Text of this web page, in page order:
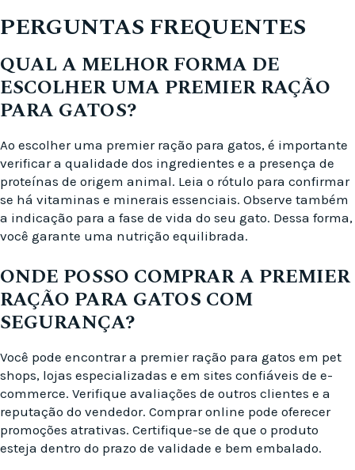
PERGUNTAS FREQUENTES
QUAL A MELHOR FORMA DE
ESCOLHER UMA PREMIER RAÇÃO
PARA GATOS?
Ao escolher uma premier ração para gatos, é importante
verificar a qualidade dos ingredientes e a presença de
proteínas de origem animal. Leia o rótulo para confirmar
se há vitaminas e minerais essenciais. Observe também
a indicação para a fase de vida do seu gato. Dessa forma,
você garante uma nutrição equilibrada.
ONDE POSSO COMPRAR A PREMIER
RAÇÃO PARA GATOS COM
SEGURANÇA?
Você pode encontrar a premier ração para gatos em pet
shops, lojas especializadas e em sites confiáveis de e-
commerce. Verifique avaliações de outros clientes e a
reputação do vendedor. Comprar online pode oferecer
promoções atrativas. Certifique-se de que o produto
esteja dentro do prazo de validade e bem embalado.